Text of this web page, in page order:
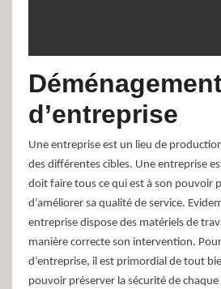
d’entreprise
Une entreprise est un lieu de
des différentes cibles. Une entreprise
doit faire tous ce qui est à son pouvoir
d’améliorer sa qualité de service.
entreprise dispose des matériels de
manière correcte son intervention.
d’entreprise, il est primordial de tout
pouvoir préserver la sécurité de